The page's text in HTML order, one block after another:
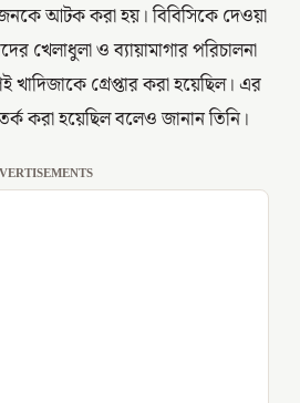
আটক করা হয়। বিবিসিকে দেওয়া
খেলাধুলা ও ব্যায়ামাগার পরিচালনা
খাদিজাকে গ্রেপ্তার করা হয়েছিল। এর
করা হয়েছিল বলেও জানান তিনি।